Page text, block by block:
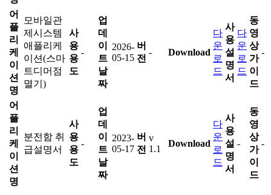
어
플
리
케
이
션
명
모바일관
제시스템
애플리케
이션(스마
트디머점
멸기)
사
용
용
도
-
업
데
이
트
날
짜
2026-
05-15
버
전
- Download
다
운
로
드
사
용
설
명
서
다
운
로
드
동
영
상
가
이
드
-
어
플
리
케
이
션
명
분전함 취
급설명서
사
용
용
도
-
업
데
이
트
날
짜
2023-
05-17
버
전
v
1.1
Download
다
운
로
드
사
용
설
명
서
-
동
영
상
가
이
드
-